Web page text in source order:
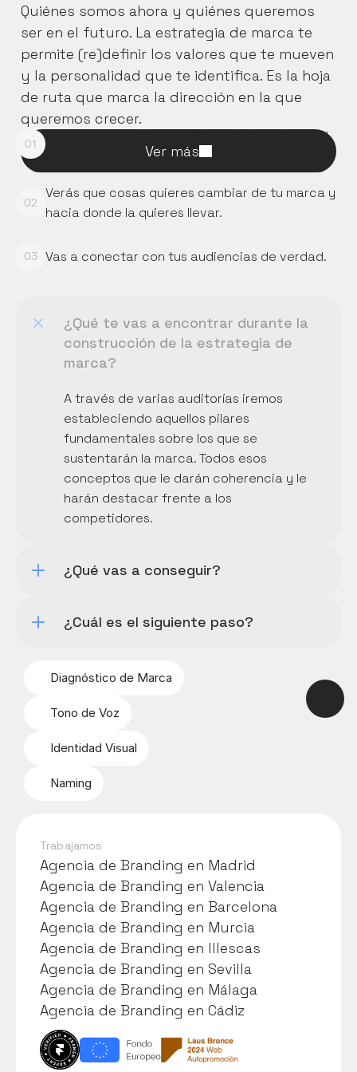
Quiénes somos ahora y quiénes queremos
ser en el futuro. La estrategia de marca te
permite (re)definir los valores que te mueven
y la personalidad que te identifica. Es la hoja
de ruta que marca la dirección en la que
queremos crecer.
Ver más
Diagnóstico de Marca
Tono de Voz
Identidad Visual
Naming
01
Solo cuando tienes un plan, puedes construir y
02
Verás que cosas quieres cambiar de tu marca y
hacia donde la quieres llevar.
03 Vas a conectar con tus audiencias de verdad.
¿Qué te vas a encontrar durante la
construcción de la estrategia de
marca?
A través de varias auditorías iremos
estableciendo aquellos pilares
fundamentales sobre los que se
sustentarán la marca. Todos esos
conceptos que le darán coherencia y le
harán destacar frente a los
competidores.
¿Qué vas a conseguir?
¿Cuál es el siguiente paso?
Trabajamos
Agencia de Branding en Madrid
Agencia de Branding en Madrid
Agencia de Branding en Valencia
Agencia de Branding en Valencia
Agencia de Branding en Barcelona
Agencia de Branding en Barcelona
Agencia de Branding en Murcia
Agencia de Branding en Murcia
Agencia de Branding en Illescas
Agencia de Branding en Illescas
Agencia de Branding en Sevilla
Agencia de Branding en Sevilla
Agencia de Branding en Málaga
Agencia de Branding en Málaga
Agencia de Branding en Cádiz
Agencia de Branding en Cádiz